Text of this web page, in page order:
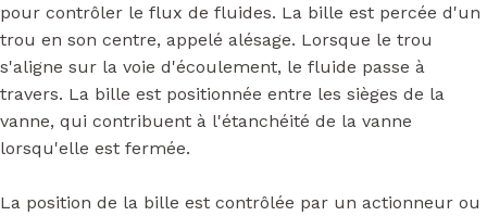
pour contrôler le flux de fluides. La bille est percée d'un
trou en son centre, appelé alésage. Lorsque le trou
s'aligne sur la voie d'écoulement, le fluide passe à
travers. La bille est positionnée entre les sièges de la
vanne, qui contribuent à l'étanchéité de la vanne
lorsqu'elle est fermée.
La position de la bille est contrôlée par un actionneur ou